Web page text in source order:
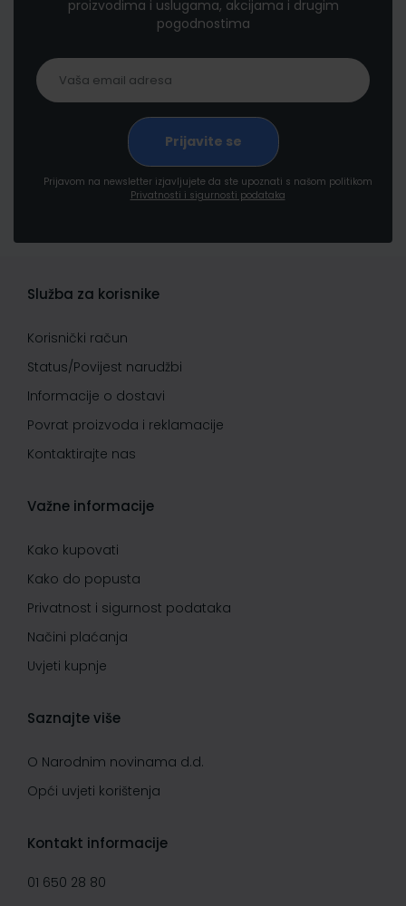
proizvodima i uslugama, akcijama i drugim
pogodnostima
Prijavom na newsletter izjavljujete da ste upoznati s našom politikom
Privatnosti i sigurnosti podataka
Služba za korisnike
Korisnički račun
Status/Povijest narudžbi
Informacije o dostavi
Povrat proizvoda i reklamacije
Kontaktirajte nas
Važne informacije
Kako kupovati
Kako do popusta
Privatnost i sigurnost podataka
Načini plaćanja
Uvjeti kupnje
Saznajte više
O Narodnim novinama d.d.
Opći uvjeti korištenja
Kontakt informacije
01 650 28 80